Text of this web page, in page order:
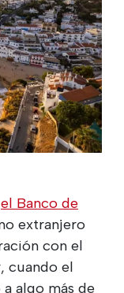
el Banco de
extranjero
con el
cuando el
algo más de